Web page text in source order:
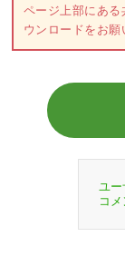
ページ上部にあ
ウンロードをお願
ユ
コメ